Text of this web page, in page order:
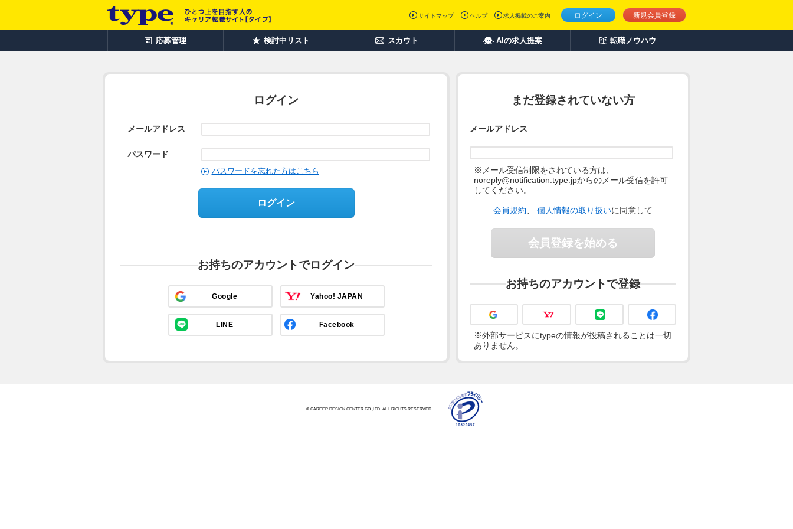
ログイン 新規会員登録
サイトマップ ヘルプ 求人掲載のご案内
応募管理 検討中リスト スカウト AIの求人提案 転職ノウハウ
ログイン
メールアドレス
パスワード
パスワードを忘れた方はこちら
ログイン
お持ちのアカウントでログイン
Google Yahoo! JAPAN
LINE Facebook
まだ登録されていない方
メールアドレス
※メール受信制限をされている方は、
noreply@notification.type.jpからのメール受信を許可
してください。
会員規約 個人情報の取り扱いに同意して
会員登録を始める
お持ちのアカウントで登録
※外部サービスにtypeの情報が投稿されることは一切
ありません。
© CAREER DESIGN CENTER CO.,LTD. ALL RIGHTS RESERVED